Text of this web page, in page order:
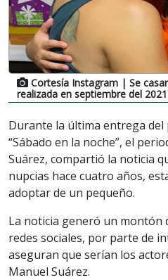
Cortesía Instagram | Se
realizada en septiembre del 2021
Durante la última entrega
“Sábado en la noche”, el
Suárez, compartió la noticia
nupcias hace cuatro años,
adoptar de un pequeño.
La noticia generó un montón
redes sociales, por parte de
aseguran que serían los
Manuel Suárez.